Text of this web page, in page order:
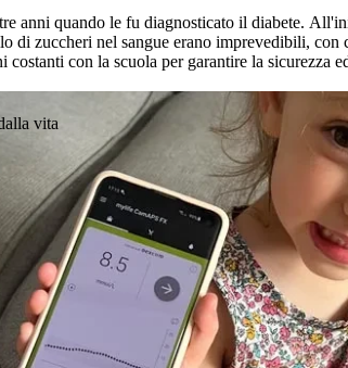
anni quando le fu diagnosticato il diabete.
di zuccheri nel sangue erano imprevedibili, con
costanti con la scuola per garantire la sicurezza
alla famiglia è stato le è stato PROPOSTO
vita